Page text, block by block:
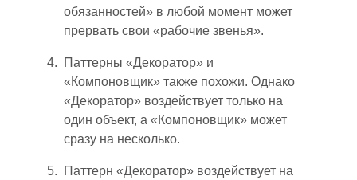
обязанностей» в любой момент может
прервать свои «рабочие звенья».
Паттерны «Декоратор» и
«Компоновщик» также похожи. Однако
«Декоратор» воздействует только на
один объект, а «Компоновщик» может
сразу на несколько.
Паттерн «Декоратор» воздействует на